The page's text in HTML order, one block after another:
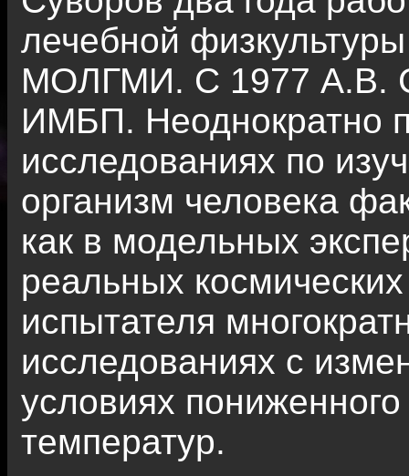
лечебной
МОЛГМИ. С 1977 А.В.
ИМБП. Неоднократно
исследованиях по
организм человека
как в модельных
реальных
испытателя
исследованиях с
условиях
температур.